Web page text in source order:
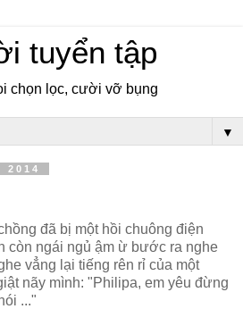
tuyển tập
chọn lọc, cười vỡ bụng
▼
2014
đã bị một hồi chuông điện
còn ngái ngủ ậm ừ bước ra nghe
vẳng lại tiếng rên rỉ của một
nãy mình: "Philipa, em yêu đừng
..."